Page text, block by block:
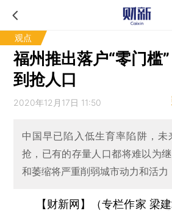
观点
福州推出落户“零门槛
到抢人口
2020年12月17日 11:50
中国早已陷入低生育率陷阱，
抢，已有的存量人口都将难以为
和萎缩将严重削弱城市动力和活力
【财新网】（专栏作家 梁